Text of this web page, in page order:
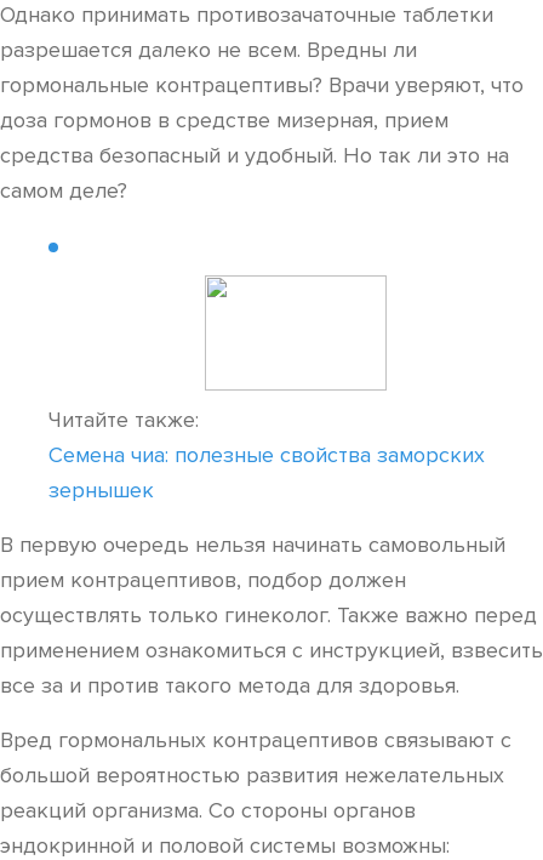
Однако принимать противозачаточные таблетки
разрешается далеко не всем. Вредны ли
гормональные контрацептивы? Врачи уверяют, что
доза гормонов в средстве мизерная, прием
средства безопасный и удобный. Но так ли это на
самом деле?
Читайте также:
Семена чиа: полезные свойства заморских
зернышек
В первую очередь нельзя начинать самовольный
прием контрацептивов, подбор должен
осуществлять только гинеколог. Также важно перед
применением ознакомиться с инструкцией, взвесить
все за и против такого метода для здоровья.
Вред гормональных контрацептивов связывают с
большой вероятностью развития нежелательных
реакций организма. Со стороны органов
эндокринной и половой системы возможны: